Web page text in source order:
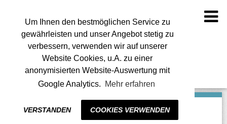
Um Ihnen den bestmöglichen Service zu
gewährleisten und unser Angebot stetig zu
verbessern, verwenden wir auf unserer
Website Cookies, u.A. zu einer
anonymisierten Website-Auswertung mit
Google Analytics.
Mehr erfahren
VERSTANDEN COOKIES VERWENDEN